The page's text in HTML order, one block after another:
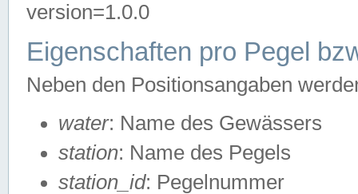
version=1.0.0
Eigenschaften pro Pegel
Neben den Positionsangaben
water: Name des Gewässers
station: Name des Pegels
station_id: Pegelnummer